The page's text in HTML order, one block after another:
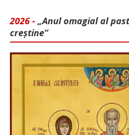
2026 - „Anul omagial al
creștine”